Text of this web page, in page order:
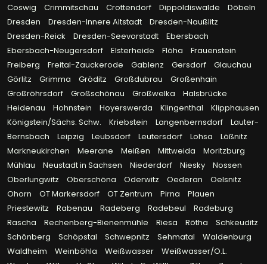
Coswig
Crimmitschau Crottendorf Dippoldiswalde
Döbeln
Dresden
Dresden-Innere Altstadt
Dresden-Naußlitz
Dresden-Reick
Dresden-Seevorstadt
Ebersbach
Ebersbach-Neugersdorf
Elsterheide Flöha
Frauenstein
Freiberg
Freital-Zauckerode Gablenz Gersdorf
Glauchau
Görlitz
Grimma Gröditz Großdubrau
Großenhain
Großröhrsdorf
Großschönau Großwelka
Halsbrücke
Heidenau
Hohnstein Hoyerswerda Klingenthal
Klipphausen
Königstein/Sächs. Schw.
Kriebstein Langenbernsdorf
Lauter-
Bernsbach
Leipzig Leubsdorf Leutersdorf Lohsa
Lößnitz
Markneukirchen
Meerane Meißen Mittweida
Moritzburg
Mühlau
Neustadt in Sachsen Niederdorf Niesky
Nossen
Oberlungwitz
Oberschöna Oderwitz Oederan
Oelsnitz
Ohorn
OT Markersdorf OT Zentrum Pirna
Plauen
Priestewitz
Rabenau Radeberg Radebeul
Radeburg
Rascha
Rechenberg-Bienenmühle Riesa Rötha
Schkeuditz
Schönberg
Schöpstal Schwepnitz Sehmatal
Waldenburg
Waldheim
Weinböhla Weißwasser
Weißwasser/O.L.